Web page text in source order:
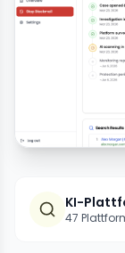
KI-
47